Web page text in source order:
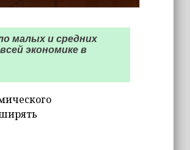
малых и средних
экономике в